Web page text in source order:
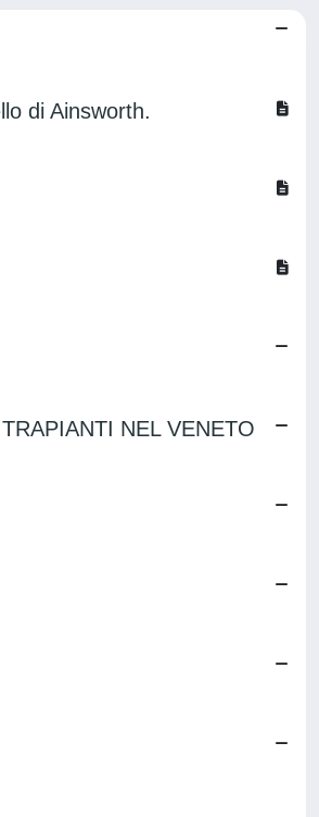
di Ainsworth.
NEL VENETO